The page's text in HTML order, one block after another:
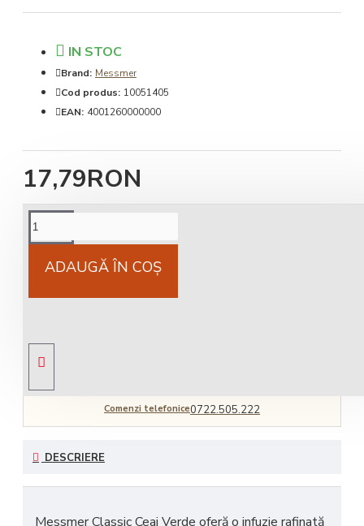
17,79RON
IN STOC
Brand: Messmer
Cod produs: 10051405
EAN: 4001260000000
ADAUGĂ ÎN COŞ
Cost livrareNational 25Lei locker 25 lei
Comenzi telefonice0722.505.222
DESCRIERE
Messmer Classic Ceai Verde oferăo infuzie rafinată